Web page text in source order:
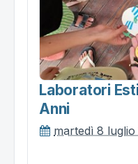
Laboratori
Anni
martedì 8 luglio